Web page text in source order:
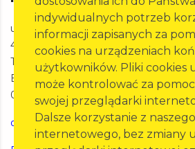
ul. Oleska 125a,
45-231 Opole
Telefon: 77 455 60 27
BIURO Pon-Pt 07:00-15:00 SKP
07:00-15:00
opole@pzm.pl
indywidualnych potrzeb
informacji zapisanych za
cookies na urządzeniach
użytkowników. Pliki cookies
może kontrolować za
swojej przeglądarki
Dalsze korzystanie z
internetowego, bez zmiany